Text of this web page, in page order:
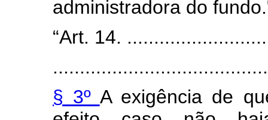
administradora do
“Art. 14.
§ 3º A exigência de